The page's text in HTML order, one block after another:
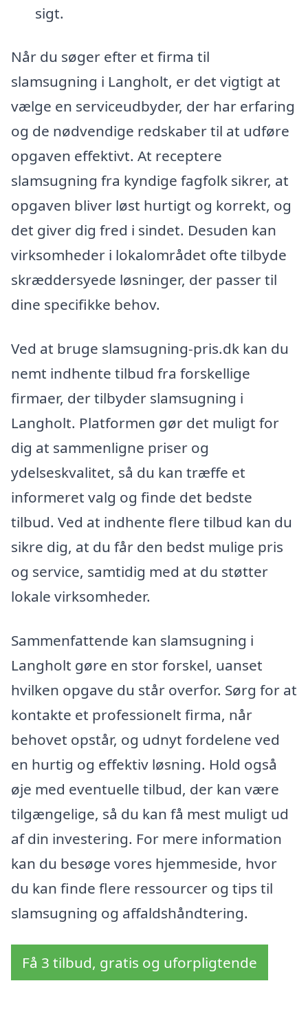
sigt.
Når du søger efter et firma til
slamsugning i Langholt, er det vigtigt at
vælge en serviceudbyder, der har erfaring
og de nødvendige redskaber til at udføre
opgaven effektivt. At receptere
slamsugning fra kyndige fagfolk sikrer, at
opgaven bliver løst hurtigt og korrekt, og
det giver dig fred i sindet. Desuden kan
virksomheder i lokalområdet ofte tilbyde
skræddersyede løsninger, der passer til
dine specifikke behov.
Ved at bruge slamsugning-pris.dk kan du
nemt indhente tilbud fra forskellige
firmaer, der tilbyder slamsugning i
Langholt. Platformen gør det muligt for
dig at sammenligne priser og
ydelseskvalitet, så du kan træffe et
informeret valg og finde det bedste
tilbud. Ved at indhente flere tilbud kan du
sikre dig, at du får den bedst mulige pris
og service, samtidig med at du støtter
lokale virksomheder.
Sammenfattende kan slamsugning i
Langholt gøre en stor forskel, uanset
hvilken opgave du står overfor. Sørg for at
kontakte et professionelt firma, når
behovet opstår, og udnyt fordelene ved
en hurtig og effektiv løsning. Hold også
øje med eventuelle tilbud, der kan være
tilgængelige, så du kan få mest muligt ud
af din investering. For mere information
kan du besøge vores hjemmeside, hvor
du kan finde flere ressourcer og tips til
slamsugning og affaldshåndtering.
Få 3 tilbud, gratis og uforpligtende